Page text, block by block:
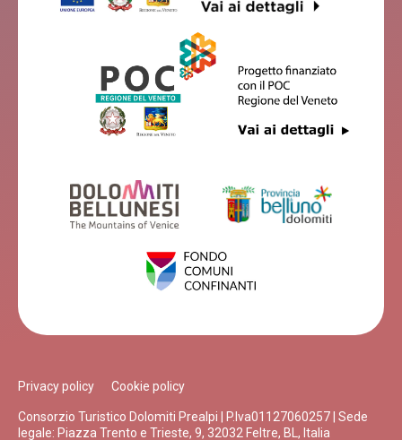
Privacy policy Cookie policy
Consorzio Turistico Dolomiti Prealpi | P.Iva01127060257 | Sede
legale: Piazza Trento e Trieste, 9, 32032 Feltre, BL, Italia